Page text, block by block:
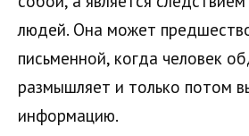
людей. Она может
письменной, когда человек
размышляет и только потом
информацию.